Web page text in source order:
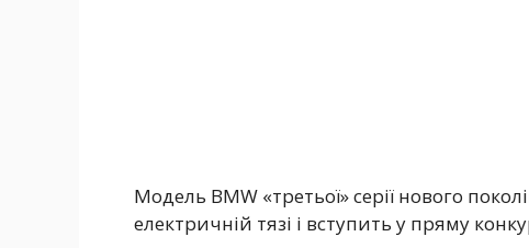
Модель BMW «третьої» серії нового
електричній тязі і вступить у пряму